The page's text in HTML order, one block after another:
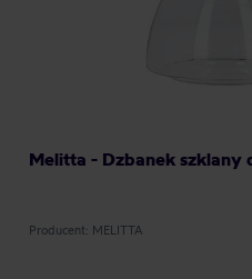
Melitta - Dzbanek szklany
Producent: MELITTA